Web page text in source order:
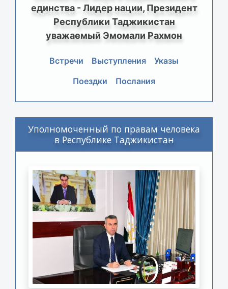
единства - Лидер нации, Президент
Республики Таджикистан
уважаемый Эмомали Рахмон
Встречи Выступления
Указы
Поездки
Послания
Уполномоченный по правам человека
в Республике Таджикистан